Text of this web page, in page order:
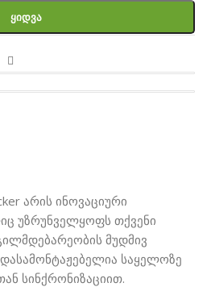
Ყიდვა
არის ინოვაციური
უზრუნველყოფს თქვენი
მუდმივ
საყელოზე
სინქრონიზაციით.